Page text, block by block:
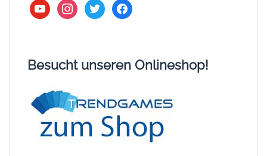
youtubeinstagram
twitter facebook
Besucht unseren Onlineshop!